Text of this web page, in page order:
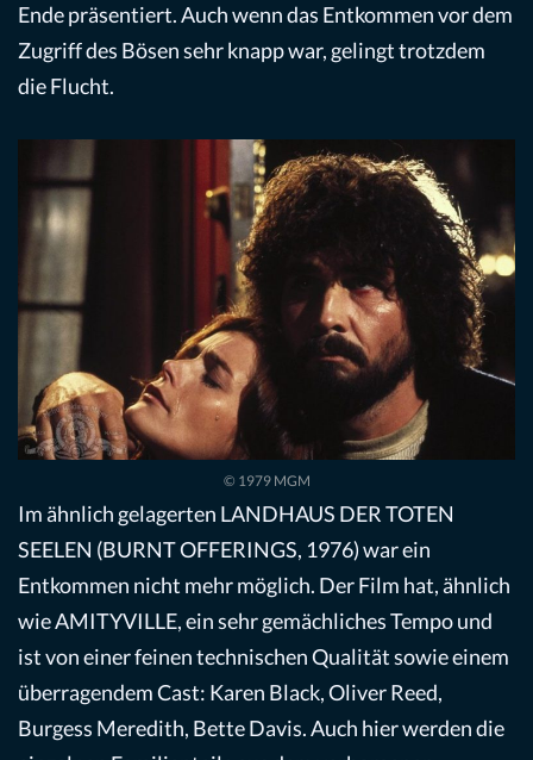
Ende präsentiert. Auch wenn das Entkommen vor dem
Zugriff des Bösen sehr knapp war, gelingt trotzdem
die Flucht.
© 1979 MGM
Im ähnlich gelagerten LANDHAUS DER TOTEN
SEELEN (BURNT OFFERINGS, 1976) war ein
Entkommen nicht mehr möglich. Der Film hat, ähnlich
wie AMITYVILLE, ein sehr gemächliches Tempo und
ist von einer feinen technischen Qualität sowie einem
überragendem Cast: Karen Black, Oliver Reed,
Burgess Meredith, Bette Davis. Auch hier werden die